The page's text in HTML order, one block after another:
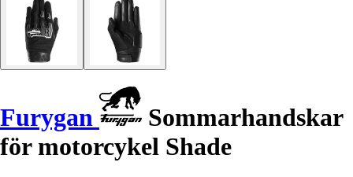
Furygan
Sommarhandskar
för motorcykel Shade